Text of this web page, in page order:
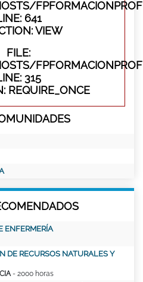
641
VIEW
FILE:
315
REQUIRE_ONCE
ENFERMERÍA
DE RECURSOS NATURALES Y
- 2000 horas